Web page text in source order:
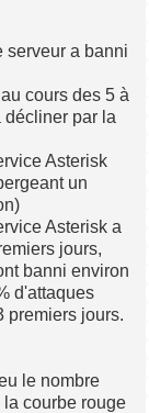
serveur a banni
cours des 5 à
décliner par la
Asterisk
un
Asterisk a
jours,
banni environ
d'attaques
premiers jours.
le nombre
courbe rouge